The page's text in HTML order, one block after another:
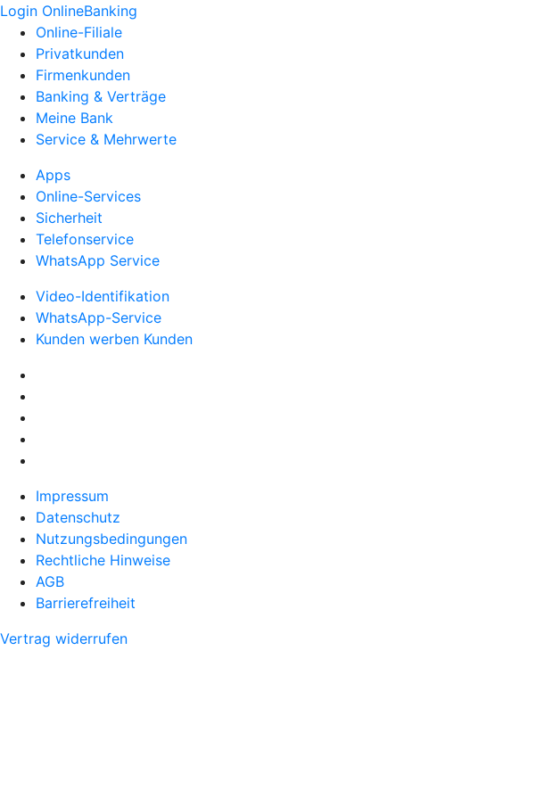
Login OnlineBanking
Online-Filiale
Privatkunden
Firmenkunden
Banking & Verträge
Meine Bank
Service & Mehrwerte
Apps
Online-Services
Sicherheit
Telefonservice
WhatsApp Service
Video-Identifikation
WhatsApp-Service
Kunden werben Kunden
Impressum
Datenschutz
Nutzungsbedingungen
Rechtliche Hinweise
AGB
Barrierefreiheit
Vertrag widerrufen